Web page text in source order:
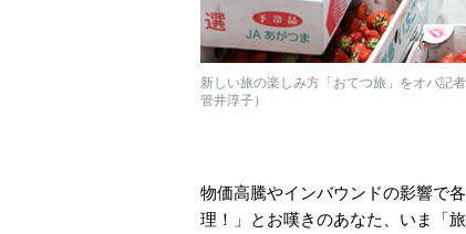
新しい旅の楽しみ方「おてつ旅」をオバ記
管井淳子）
物価高騰やインバウンドの影響で
理！」とお嘆きのあなた、いま「